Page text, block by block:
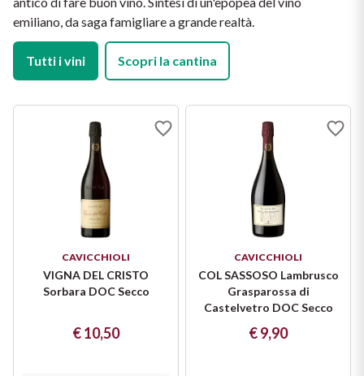
emiliano, da saga famigliare a grande realtà.
Tutti i vini Scopri la cantina
CAVICCHIOLI
VIGNA DEL CRISTO
Sorbara DOC Secco
€ 10,50
CAVICCHIOLI
COL SASSOSO Lambrusco
Grasparossa di
Castelvetro DOC Secco
€ 9,90